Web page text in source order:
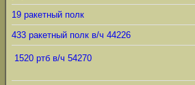
19 ракетный полк
433 ракетный полк в/ч 44226
1520 ртб в/ч 54270